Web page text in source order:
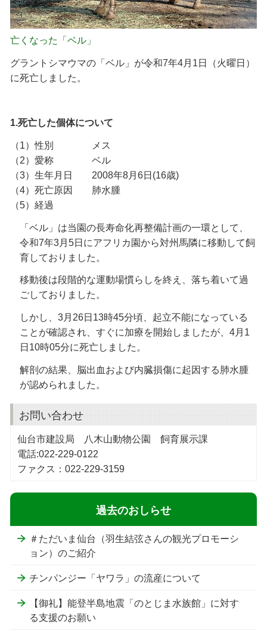
亡くなった「ベル」
グラントシマウマの「ベル」が令和7年4月1日（火曜日）
に死亡しました。
1.死亡した個体について
（1）性別 メス
（2）愛称 ベル
（3）生年月日 2008年8月6日(16歳)
（4）死亡原因 肺水腫
（5）経過
「ベル」は当園の長寿命化再整備計画の一環として、
令和7年3月5日にアフリカ園から対州馬隣に移動して飼
育しておりました。
移動後は段階的な運動場慣らしを終え、落ち着いて過
ごしておりました。
しかし、3月26日13時45分頃、起立不能になっている
ことが確認され、すぐに加療を開始しましたが、4月1
日10時05分に死亡しました。
解剖の結果、脳出血および内臓損傷に起因する肺水腫
が認められました。
お問い合わせ
仙台市建設局 八木山動物公園 飼育展示課
電話:022-229-0122
ファクス：022-229-3159
過去のおしらせ
＃ただいま仙台（羽生結弦さんの観光プロモーシ
ョン）のご紹介
チンパンジー「ヤワラ」の流産について
【御礼】能登半島地震「のとじま水族館」に対す
る支援のお願い